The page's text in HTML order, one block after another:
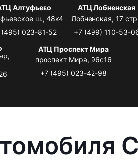
Алтуфьево
ш., 48к4
(495) 023-81-52
АТЦ Лобненская
Лобненская, 17
+7 (499) 110-53-
АТЦ Проспект Мира
проспект Мира, 96с16
+7 (495) 023-42-98